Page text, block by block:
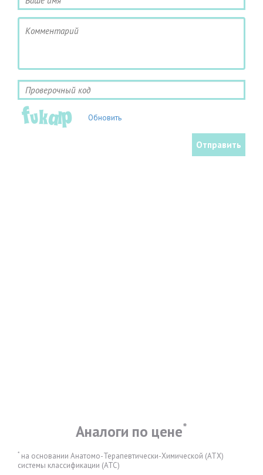
Обновить
Аналоги по цене*
* на основании Анатомо-Терапевтически-Химической (АТХ)
системы классификации (АТС)